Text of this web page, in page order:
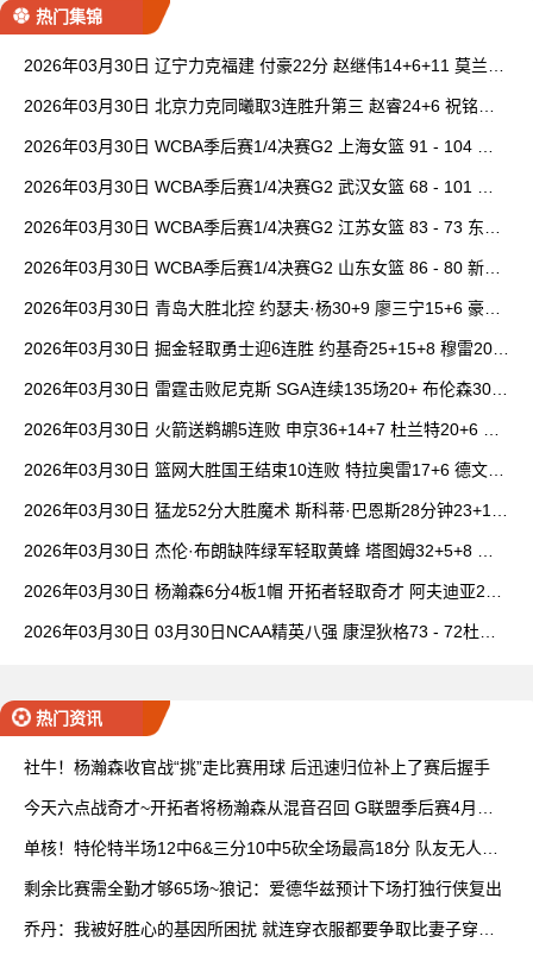
热门集锦
2026年03月30日 辽宁力克福建 付豪22分 赵继伟14+6+11 莫兰德
2026年03月30日 北京力克同曦取3连胜升第三 赵睿24+6 祝铭震1
2026年03月30日 WCBA季后赛1/4决赛G2 上海女篮 91 - 104 四
2026年03月30日 WCBA季后赛1/4决赛G2 武汉女篮 68 - 101 山
2026年03月30日 WCBA季后赛1/4决赛G2 江苏女篮 83 - 73 东莞
2026年03月30日 WCBA季后赛1/4决赛G2 山东女篮 86 - 80 新疆
2026年03月30日 青岛大胜北控 约瑟夫·杨30+9 廖三宁15+6 豪斯
2026年03月30日 掘金轻取勇士迎6连胜 约基奇25+15+8 穆雷20+
2026年03月30日 雷霆击败尼克斯 SGA连续135场20+ 布伦森30分
2026年03月30日 火箭送鹈鹕5连败 申京36+14+7 杜兰特20+6 锡
2026年03月30日 篮网大胜国王结束10连败 特拉奥雷17+6 德文·
2026年03月30日 猛龙52分大胜魔术 斯科蒂·巴恩斯28分钟23+15
2026年03月30日 杰伦·布朗缺阵绿军轻取黄蜂 塔图姆32+5+8 普
2026年03月30日 杨瀚森6分4板1帽 开拓者轻取奇才 阿夫迪亚20+
2026年03月30日 03月30日NCAA精英八强 康涅狄格73 - 72杜克
热门资讯
社牛！杨瀚森收官战“挑”走比赛用球 后迅速归位补上了赛后握手
今天六点战奇才~开拓者将杨瀚森从混音召回 G联盟季后赛4月开
单核！特伦特半场12中6&三分10中5砍全场最高18分 队友无人上
剩余比赛需全勤才够65场~狼记：爱德华兹预计下场打独行侠复出
乔丹：我被好胜心的基因所困扰 就连穿衣服都要争取比妻子穿得